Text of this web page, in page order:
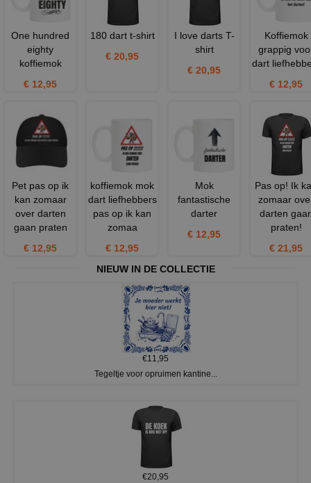
One hundred
eighty
koffiemok
€ 12,95
180 dart t-shirt
€ 20,95
I love darts T-
shirt
€ 20,95
Koffiemok
grappig
dart
€ 12,95
Pet pas op ik
kan zomaar
over darten
gaan praten
€ 12,95
koffiemok mok
dart liefhebbers
pas op ik kan
zomaa
€ 12,95
Mok
fantastische
darter
€ 12,95
Pas op! Ik
zomaar
darten
praten!
€ 21,95
NIEUW IN DE COLLECTIE
€11,95
Tegeltje voor opruimen kantine...
€20,95